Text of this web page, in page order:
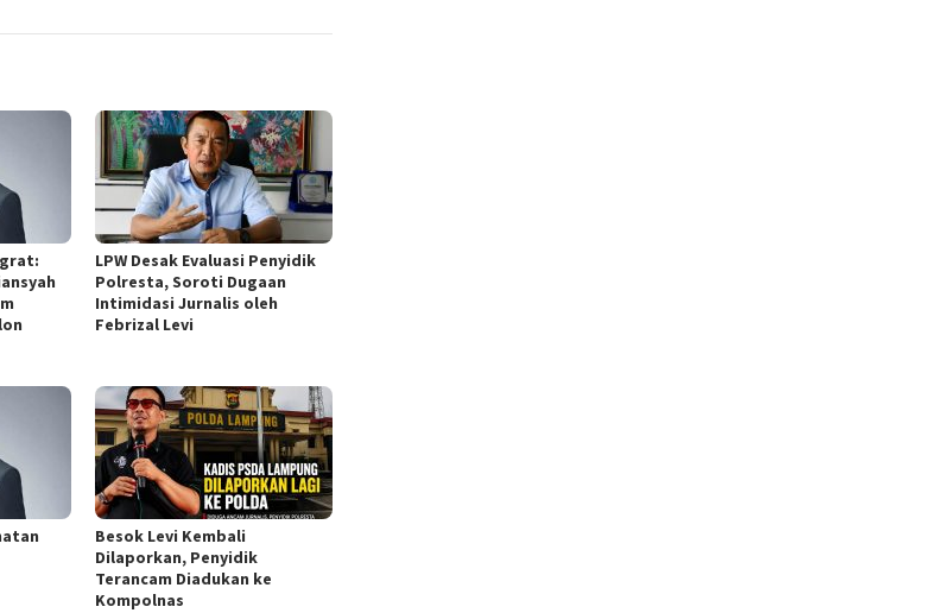
LPW Desak Evaluasi Penyidik
Polresta, Soroti Dugaan
Intimidasi Jurnalis oleh
Febrizal Levi
Besok Levi Kembali
Dilaporkan, Penyidik
Terancam Diadukan ke
Kompolnas